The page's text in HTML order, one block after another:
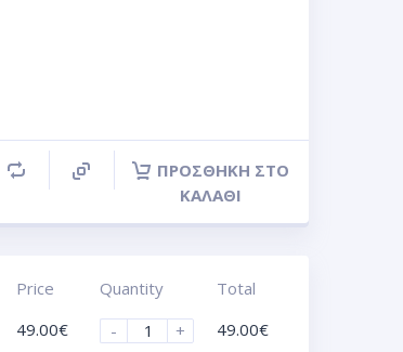
ΠΡΟΣΘΉΚΗ ΣΤΟ
ΚΑΛΆΘΙ
Price
49.00€
Quantity
-
+
Total
49.00€